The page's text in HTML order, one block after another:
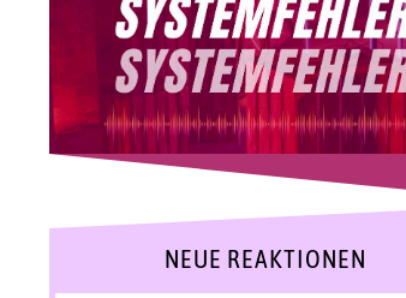
NEUE REAKTIONEN